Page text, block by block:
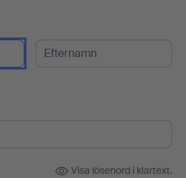
Visa lösenord i klartext.